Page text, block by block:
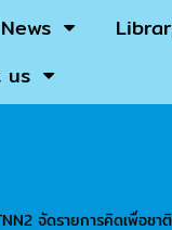
News
us
จัดรายการคิดเพื่อ